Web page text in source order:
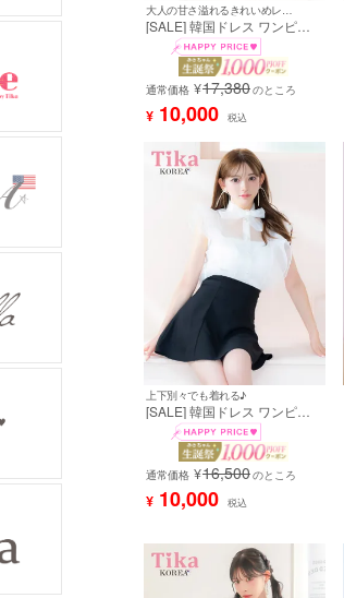
[SALE] 韓国ドレス ワンピー
ス Aライン ミニドレス ノース
リーブ スタンドフリル シフォ
ン ゴールドチェーン 同伴 黒
キャバドレス (黒崎みさ着用)
[tk-mdk20a]
通常価格 ¥17,380のところ
¥ 10,000 税込
上下別々でも着れる♪
[SALE] 韓国ドレス ワンピー
ス セットアップ ノースリーブ
フリル 胸元カバー ボウタイネ
ック リボン シアーシャツ Aラ
イン キャバドレス (黒崎みさ
着用) [tk-mdsk151]
通常価格 ¥16,500のところ
¥ 10,000 税込